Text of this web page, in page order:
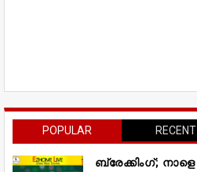
POPULAR RECENT
ബ്രേക്കിംഗ്;